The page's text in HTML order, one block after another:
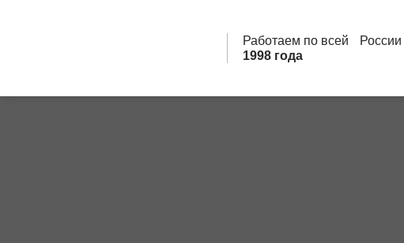
Работаем по всей России
1998 года